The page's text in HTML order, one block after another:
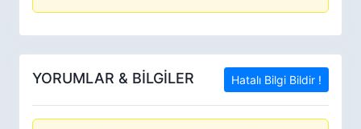
YORUMLAR & BİLGİLER Hatalı Bilgi Bildir !